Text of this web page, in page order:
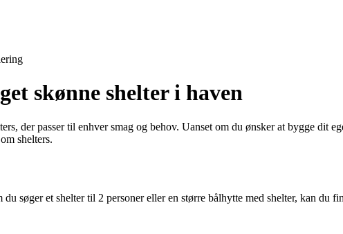
skønne shelter i haven
der passer til enhver smag og behov. Uanset om du ønsker at bygge dit
shelters.
søger et shelter til 2 personer eller en større bålhytte med shelter, kan du